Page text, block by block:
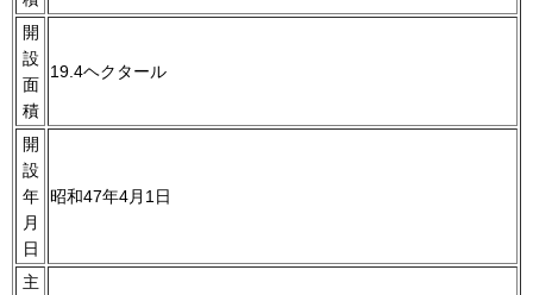
開
設
面
積
19.4ヘクタール
開
設
年
月
日
昭和47年4月1日
主